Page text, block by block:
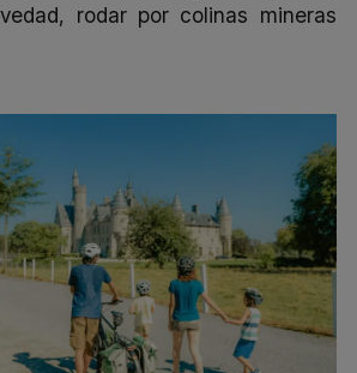
rodar por colinas mineras